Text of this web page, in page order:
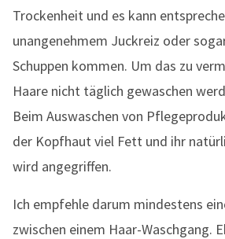
Trockenheit und es kann
unangenehmem Juckreiz oder
Schuppen kommen. Um das zu
Haare nicht täglich gewaschen
Beim Auswaschen von
der Kopfhaut viel Fett und ihr
wird angegriffen.
Ich empfehle darum mindestens
zwischen einem Haar-Waschgang.